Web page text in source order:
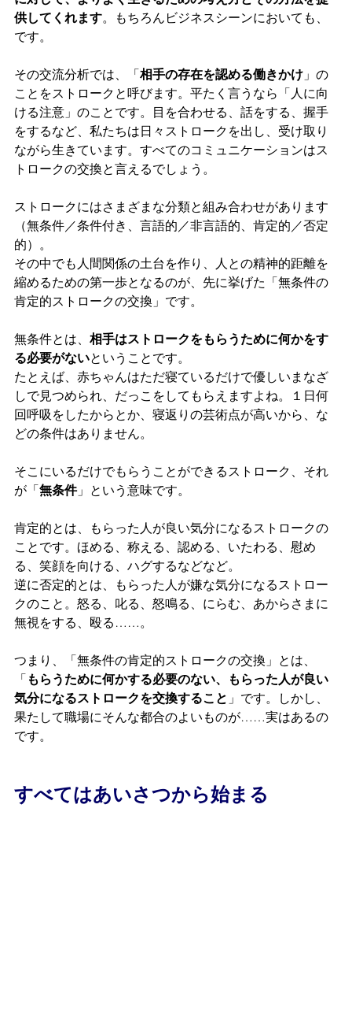
供してくれます。もちろんビジネスシーンにおいても、
です。
その交流分析では、「相手の存在を認める働きかけ 」の
ことをストロークと呼びます。平たく言うなら「人に向
ける注意」のことです。目を合わせる、話をする、握手
をするなど、私たちは日々ストロークを出し、受け取り
ながら生きています。すべてのコミュニケーションはス
トロークの交換と言えるでしょう。
ストロークにはさまざまな分類と組み合わせがあります
（無条件／条件付き、言語的／非言語的、肯定的／否定
的）。
その中でも人間関係の土台を作り、人との精神的距離を
縮めるための第一歩となるのが、先に挙げた「無条件の
肯定的ストロークの交換」です。
無条件とは、 相手はストロークをもらうために何かをす
る必要がないということです。
たとえば、赤ちゃんはただ寝ているだけで優しいまなざ
しで見つめられ、だっこをしてもらえますよね。１日何
回呼吸をしたからとか、寝返りの芸術点が高いから、な
どの条件はありません。
そこにいるだけでもらうことができるストローク、それ
が「無条件」という意味です。
肯定的とは、もらった人が良い気分になるストロークの
ことです。ほめる、称える、認める、いたわる、慰め
る、笑顔を向ける、ハグするなどなど。
逆に否定的とは、もらった人が嫌な気分になるストロー
クのこと。怒る、叱る、怒鳴る、にらむ、あからさまに
無視をする、殴る……。
つまり、「無条件の肯定的ストロークの交換」とは、
「 もらうために何かする必要のない、もらった人が良い
気分になるストロークを交換すること 」です。しかし、
果たして職場にそんな都合のよいものが……実はあるの
です。
すべてはあいさつから始まる